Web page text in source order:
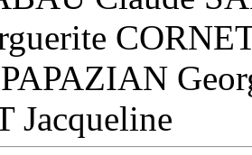
Jacqueline